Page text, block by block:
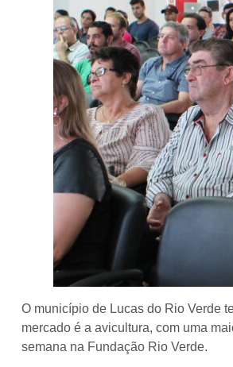
O município de Lucas do Rio Verde
mercado é a avicultura, com uma
semana na Fundação Rio Verde.